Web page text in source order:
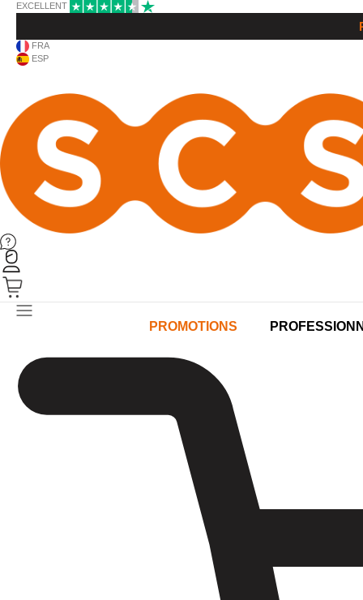
EXCELLENT
FRA
ESP
PROMOTIONS